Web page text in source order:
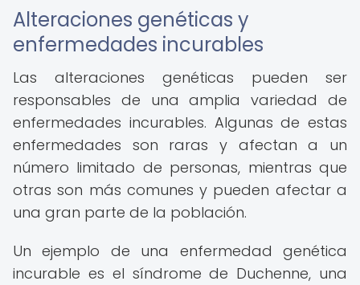
Alteraciones genéticas y
enfermedades incurables
Las alteraciones genéticas pueden ser
responsables de una amplia variedad de
enfermedades incurables. Algunas de estas
enfermedades son raras y afectan a un
número limitado de personas, mientras que
otras son más comunes y pueden afectar a
una gran parte de la población.
Un ejemplo de una enfermedad genética
incurable es el síndrome de Duchenne, una